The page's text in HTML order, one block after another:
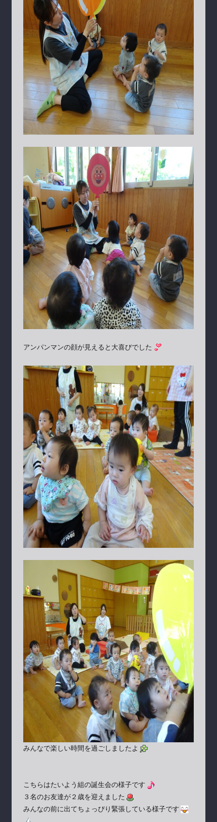
アンパンマンの顔が見えると大喜びでした
みんなで楽しい時間を過ごしましたよ
こちらはたいよう組の誕生会の様子です
３名のお友達が２歳を迎えました
みんなの前に出てちょっぴり緊張している様子です